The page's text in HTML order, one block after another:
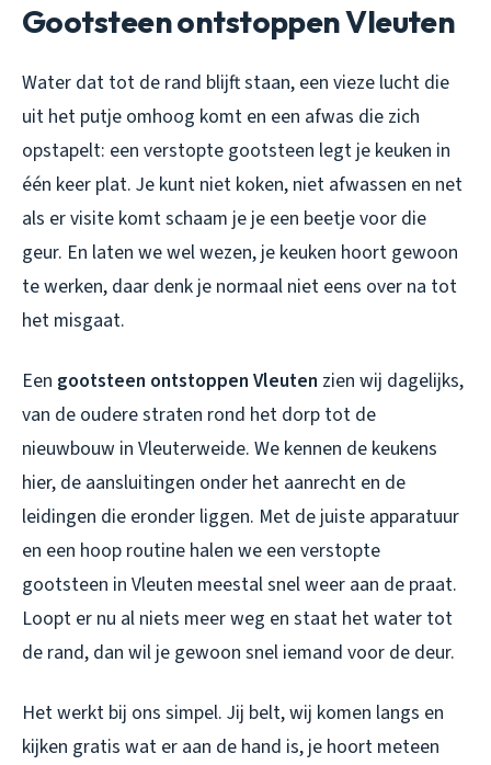
Gootsteen ontstoppen Vleuten
Water dat tot de rand blijft staan, een vieze lucht die
uit het putje omhoog komt en een afwas die zich
opstapelt: een verstopte gootsteen legt je keuken in
één keer plat. Je kunt niet koken, niet afwassen en net
als er visite komt schaam je je een beetje voor die
geur. En laten we wel wezen, je keuken hoort gewoon
te werken, daar denk je normaal niet eens over na tot
het misgaat.
Een gootsteen ontstoppen Vleuten zien wij dagelijks,
van de oudere straten rond het dorp tot de
nieuwbouw in Vleuterweide. We kennen de keukens
hier, de aansluitingen onder het aanrecht en de
leidingen die eronder liggen. Met de juiste apparatuur
en een hoop routine halen we een verstopte
gootsteen in Vleuten meestal snel weer aan de praat.
Loopt er nu al niets meer weg en staat het water tot
de rand, dan wil je gewoon snel iemand voor de deur.
Het werkt bij ons simpel. Jij belt, wij komen langs en
kijken gratis wat er aan de hand is, je hoort meteen